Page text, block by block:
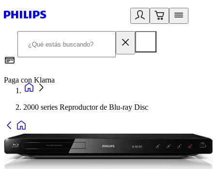
Paga con Klarna
2000 series Reproductor de Blu-ray Disc